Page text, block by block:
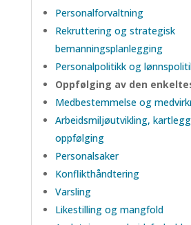
Personalforvaltning
Rekruttering og strategisk
bemanningsplanlegging
Personalpolitikk og
Oppfølging av den
Medbestemmelse og
Arbeidsmiljøutvikling,
oppfølging
Personalsaker
Konflikthåndtering
Varsling
Likestilling og mangfold